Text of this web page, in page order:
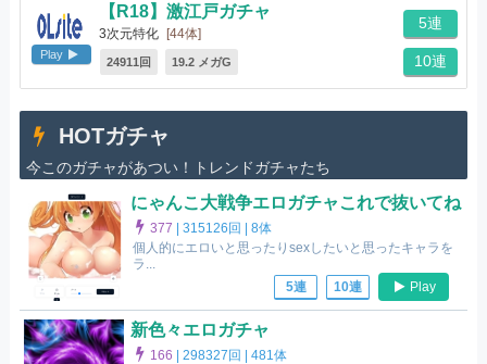
Play
【R18】激江戸ガチャ
3次元特化 [44体]
24911回 19.2 メガG
5連
10連
HOTガチャ
今このガチャがあつい！トレンドガチャたち
にゃんこ大戦争エロガチャこれで抜いてね
377 |315126回 |8体
個人的にエロいと思ったりsexしたいと思ったキャラを
ラ...
5連
10連 Play
新色々エロガチャ
166 |298327回 |481体